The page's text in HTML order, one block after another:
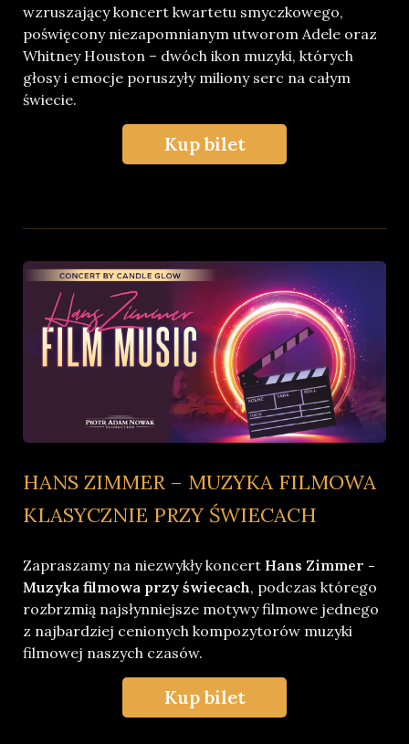
wzruszający koncert kwartetu smyczkowego,
poświęcony niezapomnianym utworom Adele oraz
Whitney Houston – dwóch ikon muzyki, których
głosy i emocje poruszyły miliony serc na całym
świecie.
Kup bilet
HANS ZIMMER – MUZYKA FILMOWA
KLASYCZNIE PRZY ŚWIECACH
Zapraszamy na niezwykły koncert Hans Zimmer -
Muzyka filmowa przy świecach, podczas którego
rozbrzmią najsłynniejsze motywy filmowe jednego
z najbardziej cenionych kompozytorów muzyki
filmowej naszych czasów.
Kup bilet